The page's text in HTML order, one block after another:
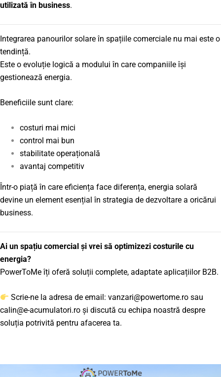
utilizată în business.
Integrarea panourilor solare în spațiile comerciale nu mai este o
tendință.
Este o evoluție logică a modului în care companiile își
gestionează energia.
Beneficiile sunt clare:
costuri mai mici
control mai bun
stabilitate operațională
avantaj competitiv
Într-o piață în care eficiența face diferența, energia solară
devine un element esențial în strategia de dezvoltare a oricărui
business.
Ai un spațiu comercial și vrei să optimizezi costurile cu
energia?
PowerToMe îți oferă soluții complete, adaptate aplicațiilor B2B.
Scrie-ne la adresa de email: vanzari@powertome.ro sau
calin@e-acumulatori.ro și discută cu echipa noastră despre
soluția potrivită pentru afacerea ta.